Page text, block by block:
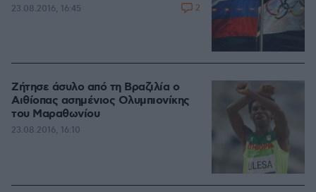
23.08.2016, 16:45 2
Ζήτησε άσυλο από τη Βραζιλία ο
Αιθίοπας ασημένιος Ολυμπιονίκης
του Μαραθωνίου
23.08.2016, 16:10